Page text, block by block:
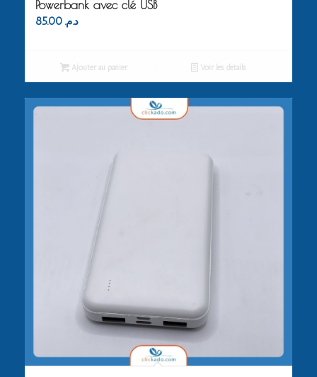
Powerbank avec clé USB
د.م. 85.00
Ajouter au panier Voir les détails